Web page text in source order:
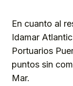
En cuanto al
Idamar
Portuarios
puntos sin
Mar.